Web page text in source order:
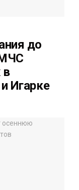
до
МЧС
в
Игарке